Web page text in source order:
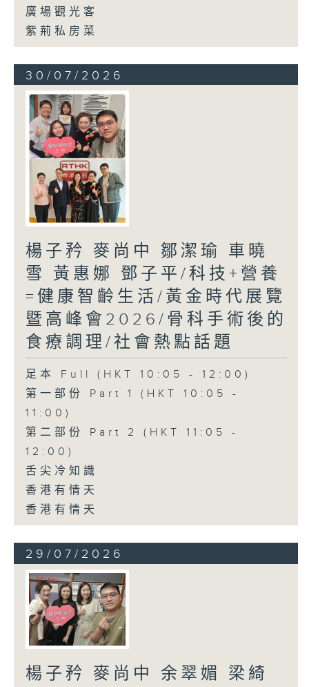
廣場觀光客
紫荊私房菜
30/07/2026
楊子矜 麥尚中 鄒潔瑜 車曉
雪 黃惠娜 鄧子平/科技+營養
=健康智齡生活/黃金時代展覽
暨高峰會2026/骨科手術後的
食療調理/社會熱點話題
足本 Full (HKT 10:05 - 12:00)
第一部份 Part 1 (HKT 10:05 -
11:00)
第二部份 Part 2 (HKT 11:05 -
12:00)
舌尖冷知識
香港有情天
香港有情天
29/07/2026
楊子矜 麥尚中 余翠媚 梁綺